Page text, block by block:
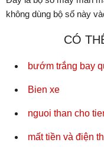
không dùng bộ số này
CÓ
bướm trắng bay
Bien xe
nguoi than cho
mất tiền và điện